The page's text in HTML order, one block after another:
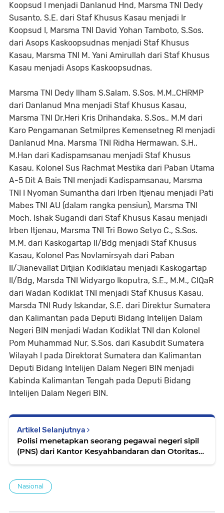
Koopsud I menjadi Danlanud Hnd, Marsma TNI Dedy
Susanto, S.E. dari Staf Khusus Kasau menjadi Ir
Koopsud I, Marsma TNI David Yohan Tamboto, S.Sos.
dari Asops Kaskoopsudnas menjadi Staf Khusus
Kasau, Marsma TNI M. Yani Amirullah dari Staf Khusus
Kasau menjadi Asops Kaskoopsudnas.
Marsma TNI Dedy llham S.Salam, S.Sos. M.M.,CHRMP
dari Danlanud Mna menjadi Staf Khusus Kasau,
Marsma TNI Dr.Heri Kris Drihandaka, S.Sos., M.M dari
Karo Pengamanan Setmilpres Kemensetneg RI menjadi
Danlanud Mna, Marsma TNI Ridha Hermawan, S.H.,
M.Han dari Kadispamsanau menjadi Staf Khusus
Kasau, Kolonel Sus Rachmat Mestika dari Paban Utama
A-5 Dit A Bais TNI menjadi Kadispamsanau, Marsma
TNI I Nyoman Sumantha dari Irben Itjenau menjadi Pati
Mabes TNI AU (dalam rangka pensiun), Marsma TNI
Moch. Ishak Sugandi dari Staf Khusus Kasau menjadi
Irben Itjenau, Marsma TNI Tri Bowo Setyo C., S.Sos.
M.M. dari Kaskogartap II/Bdg menjadi Staf Khusus
Kasau, Kolonel Pas Novlamirsyah dari Paban
II/Jianevallat Ditjian Kodiklatau menjadi Kaskogartap
II/Bdg, Marsda TNI Widyargo Ikoputra, S.E., M.M., CIQaR
dari Wadan Kodiklat TNI menjadi Staf Khusus Kasau,
Marsda TNI Rudy Iskandar, S.E. dari Direktur Sumatera
dan Kalimantan pada Deputi Bidang Intelijen Dalam
Negeri BIN menjadi Wadan Kodiklat TNI dan Kolonel
Pom Muhammad Nur, S.Sos. dari Kasubdit Sumatera
Wilayah I pada Direktorat Sumatera dan Kalimantan
Deputi Bidang Intelijen Dalam Negeri BIN menjadi
Kabinda Kalimantan Tengah pada Deputi Bidang
Intelijen Dalam Negeri BIN.
Artikel Selanjutnya
Polisi menetapkan seorang pegawai negeri sipil
(PNS) dari Kantor Kesyahbandaran dan Otoritas
Nasional